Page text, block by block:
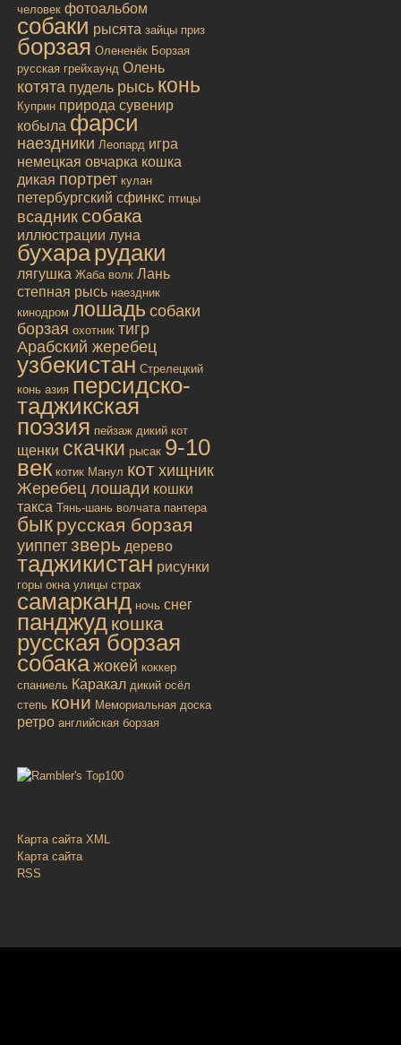
человек фотоальбом
собаки рысята зайцы приз
борзая Олененёк Борзая
русская грейхаунд Олень
котята пудель рысь конь
Куприн природа сувенир
кобыла фарси
наездники Леопард игра
немецкая овчарка кошка
дикая портрет кулан
петербургский сфинкс птицы
всадник собака
иллюстрации луна
бухарарудаки
лягушка Жаба волк Лань
степная рысь наездник
кинодром лошадь собаки
борзая охотник тигр
Арабский жеребец
узбекистан Стрелецкий
конь азия персидско-
таджикская
поэзия пейзаж дикий кот
щенки скачки рысак 9-10
век котик Манул кот хищник
Жеребец лошади кошки
такса Тянь-шань волчата пантера
бык русская борзая
уиппет зверь дерево
таджикистан рисунки
горы окна улицы страх
самарканд ночь снег
панджуд кошка
русская борзая
собака жокей коккер
спаниель Каракал дикий осёл
степь кони Мемориальная доска
ретро английская борзая
Карта сайта XML
Карта сайта
RSS